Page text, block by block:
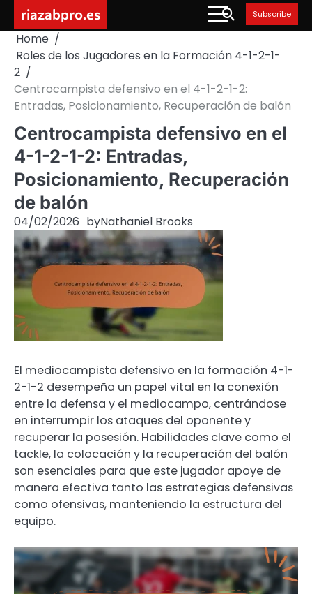
content
riazabpro.es Subscribe
Home
Roles de los Jugadores en la Formación 4-1-2-1-
2
Centrocampista defensivo en el 4-1-2-1-2:
Entradas, Posicionamiento, Recuperación de balón
Centrocampista defensivo en el
4-1-2-1-2: Entradas,
Posicionamiento, Recuperación
de balón
04/02/2026 byNathaniel Brooks
El mediocampista defensivo en la formación 4-1-
2-1-2 desempeña un papel vital en la conexión
entre la defensa y el mediocampo, centrándose
en interrumpir los ataques del oponente y
recuperar la posesión. Habilidades clave como el
tackle, la colocación y la recuperación del balón
son esenciales para que este jugador apoye de
manera efectiva tanto las estrategias defensivas
como ofensivas, manteniendo la estructura del
equipo.